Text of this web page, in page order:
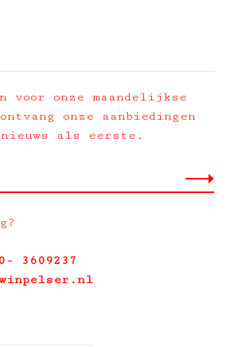
onze maandelijkse
onze aanbiedingen
als eerste.
3609237